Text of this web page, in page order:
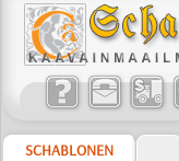
SCHABLONEN